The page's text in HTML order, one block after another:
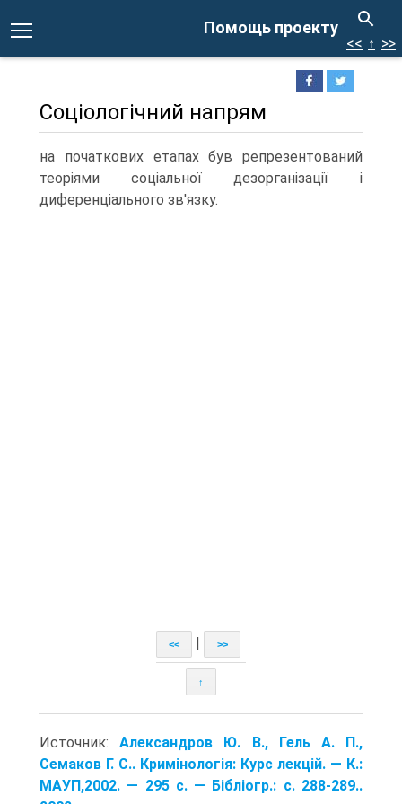
Помощь проекту
<< ↑ >>
Соціологічний напрям
на початкових етапах був репрезентований
теоріями соціальної дезорганізації і
диференціального зв'язку.
<< >>
↑
Источник:Александров Ю. В., Гель А. П.,
Семаков Г. С.. Кримінологія: Курс лекцій. — К.:
МАУП,2002. — 295 с. — Бібліогр.: с. 288-289..